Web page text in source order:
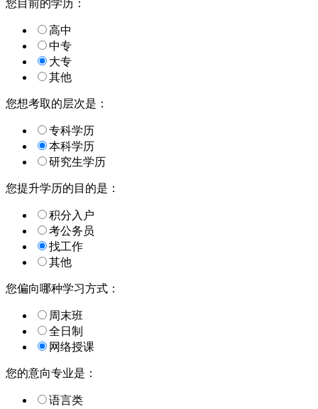
您目前的学历：
高中
中专
大专
其他
您想考取的层次是：
专科学历
本科学历
研究生学历
您提升学历的目的是：
积分入户
考公务员
找工作
其他
您偏向哪种学习方式：
周末班
全日制
网络授课
您的意向专业是：
语言类